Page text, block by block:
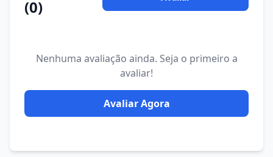
(0)
Nenhuma avaliação ainda. Seja o primeiro a
avaliar!
Avaliar Agora